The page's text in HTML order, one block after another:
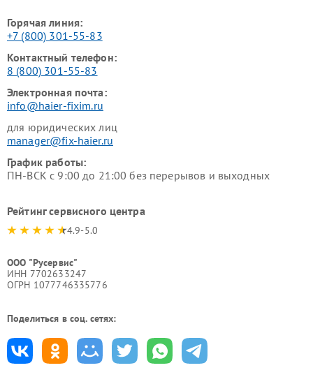
Горячая линия:
+7 (800) 301-55-83
Контактный телефон:
8 (800) 301-55-83
Электронная почта:
info@haier-fixim.ru
для юридических лиц
manager@fix-haier.ru
График работы:
ПН-ВСК с 9:00 до 21:00 без перерывов и выходных
Рейтинг сервисного центра
4.9-5.0
ООО "Русервис"
ИНН 7702633247
ОГРН 1077746335776
Поделиться в соц. сетях: